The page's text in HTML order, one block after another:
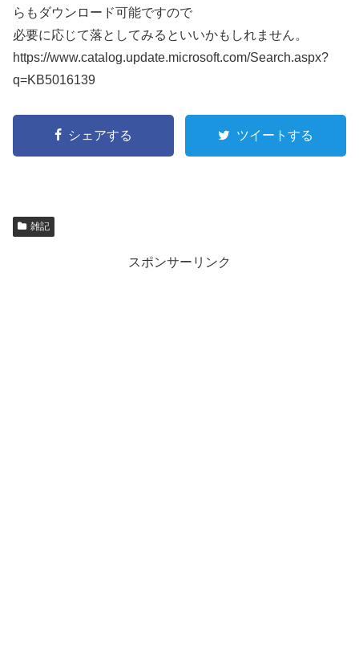
らもダウンロード可能ですので
必要に応じて落としてみるといいかもしれません。
https://www.catalog.update.microsoft.com/Search.aspx?
q=KB5016139
シェアする ツイートする
雑記
スポンサーリンク